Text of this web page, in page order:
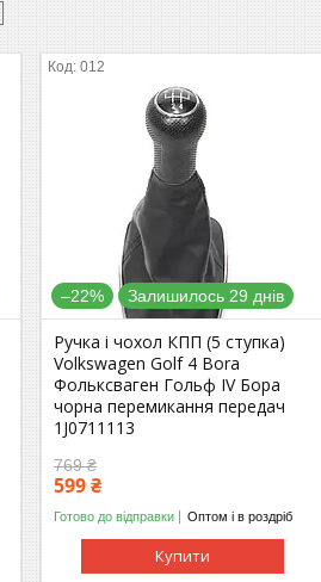
012
–22% Залишилось 29 днів
Ручка і чохол КПП (5 ступка)
Volkswagen Golf 4 Bora
Фольксваген Гольф IV Бора
чорна перемикання передач
1J0711113
769 ₴
599 ₴
Готово до відправки Оптом і в роздріб
Купити